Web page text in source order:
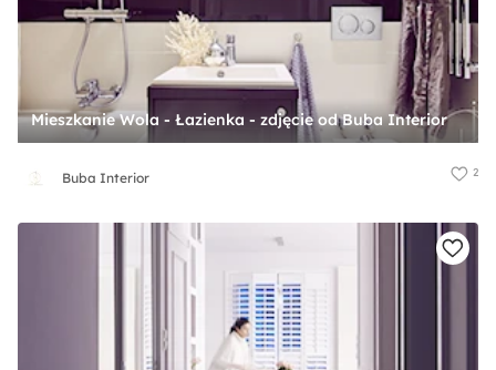
Mieszkanie Wola - Łazienka - zdjęcie od Buba Interior
Buba Interior 2